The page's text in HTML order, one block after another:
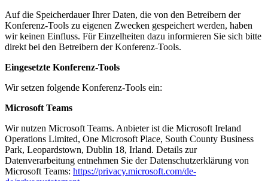
Auf die Speicherdauer Ihrer Daten, die von den Betreibern der
Konferenz-Tools zu eigenen Zwecken gespeichert werden, haben
wir keinen Einfluss. Für Einzelheiten dazu informieren Sie sich bitte
direkt bei den Betreibern der Konferenz-Tools.
Eingesetzte Konferenz-Tools
Wir setzen folgende Konferenz-Tools ein:
Microsoft Teams
Wir nutzen Microsoft Teams. Anbieter ist die Microsoft Ireland
Operations Limited, One Microsoft Place, South County Business
Park, Leopardstown, Dublin 18, Irland. Details zur
Datenverarbeitung entnehmen Sie der Datenschutzerklärung von
Microsoft Teams: https://privacy.microsoft.com/de-